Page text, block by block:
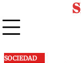
to
content
SOCIEDAD